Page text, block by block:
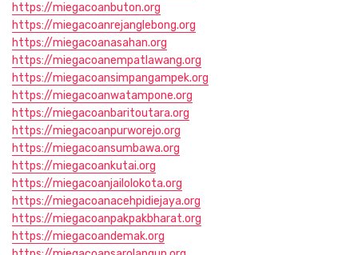
https://miegacoanbuton.org
https://miegacoanrejanglebong.org
https://miegacoanasahan.org
https://miegacoanempatlawang.org
https://miegacoansimpangampek.org
https://miegacoanwatampone.org
https://miegacoanbaritoutara.org
https://miegacoanpurworejo.org
https://miegacoansumbawa.org
https://miegacoankutai.org
https://miegacoanjailolokota.org
https://miegacoanacehpidiejaya.org
https://miegacoanpakpakbharat.org
https://miegacoandemak.org